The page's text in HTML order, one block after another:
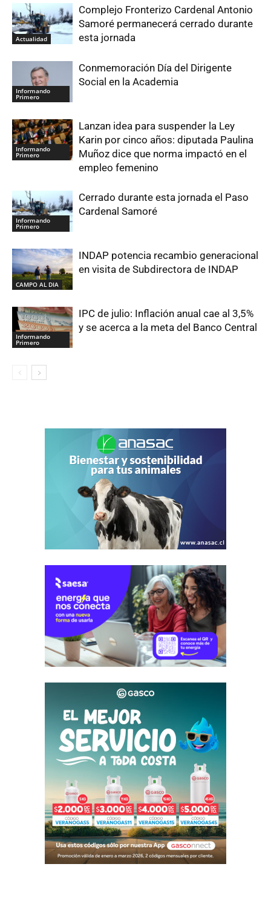
Actualidad
Complejo Fronterizo Cardenal Antonio
Samoré permanecerá cerrado durante
esta jornada
Informando
Primero
Conmemoración Día del Dirigente
Social en la Academia
Informando
Primero
Lanzan idea para suspender la Ley
Karin por cinco años: diputada Paulina
Muñoz dice que norma impactó en el
empleo femenino
Informando
Primero
Cerrado durante esta jornada el Paso
Cardenal Samoré
CAMPO AL DIA
INDAP potencia recambio generacional
en visita de Subdirectora de INDAP
Informando
Primero
IPC de julio: Inflación anual cae al 3,5%
y se acerca a la meta del Banco Central